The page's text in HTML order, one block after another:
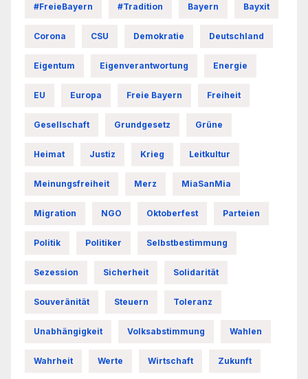
#FreieBayern #Tradition Bayern Bayxit
Corona CSU Demokratie Deutschland
Eigentum Eigenverantwortung Energie
EU Europa Freie Bayern Freiheit
Gesellschaft Grundgesetz Grüne
Heimat Justiz Krieg Leitkultur
Meinungsfreiheit Merz MiaSanMia
Migration NGO Oktoberfest Parteien
Politik Politiker Selbstbestimmung
Sezession Sicherheit Solidarität
Souveränität Steuern Toleranz
Unabhängigkeit Volksabstimmung Wahlen
Wahrheit Werte Wirtschaft Zukunft